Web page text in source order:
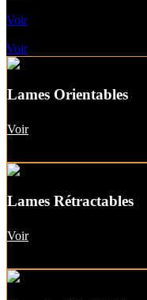
Voir
Voir
Lames Orientables
Voir
Lames Rétractables
Voir